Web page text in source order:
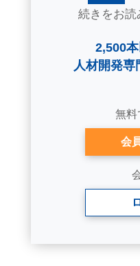
続きをお読
2,500
人材開発専
無料
会